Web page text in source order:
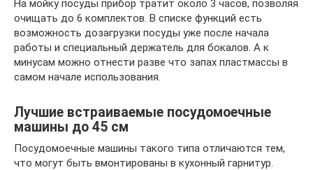
На мойку посуды прибор тратит около 3 часов, позволяя
очищать до 6 комплектов. В списке функций есть
возможность дозагрузки посуды уже после начала
работы и специальный держатель для бокалов. А к
минусам можно отнести разве что запах пластмассы в
самом начале использования.
Лучшие встраиваемые посудомоечные
машины до 45 см
Посудомоечные машины такого типа отличаются тем,
что могут быть вмонтированы в кухонный гарнитур.